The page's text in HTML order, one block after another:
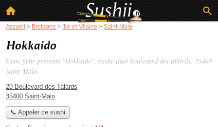
Accueil > Bretagne > Ille-et-Vilaine > Saint-Malo
Hokkaido
Cette fiche présente "Hokkaido", sushi situé boulevard des talards, 35400
Saint-Malo.
20 Boulevard des Talards
35400 Saint-Malo
📞 Appeler ce sushi